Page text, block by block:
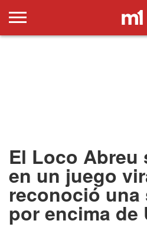
El Loco Abreu
en un juego
reconoció una
por encima de